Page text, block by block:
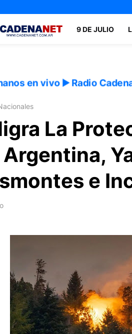
9 DE JULIO
en vivo ▶️ Radio
La
Argentina,
e